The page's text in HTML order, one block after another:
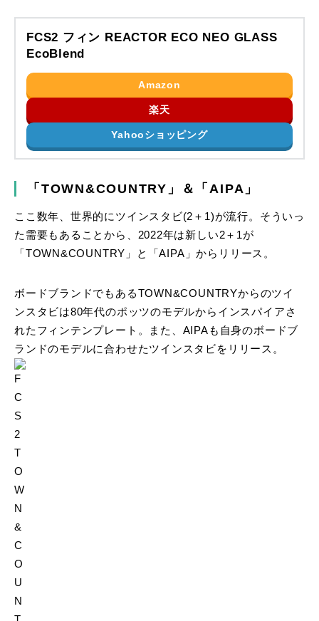
FCS2 フィン REACTOR ECO NEO GLASS
EcoBlend
Amazon
楽天
Yahooショッピング
「TOWN&COUNTRY」＆「AIPA」
ここ数年、世界的にツインスタビ(2＋1)が流行。そういっ
た需要もあることから、2022年は新しい2＋1が
「TOWN&COUNTRY」と「AIPA」からリリース。
ボードブランドでもあるTOWN&COUNTRYからのツイ
ンスタビは80年代のポッツのモデルからインスパイアさ
れたフィンテンプレート。また、AIPAも自身のボードブ
ランドのモデルに合わせたツインスタビをリリース。